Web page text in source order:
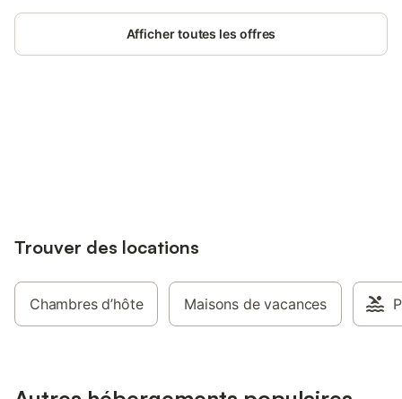
de chausse
Afficher toutes les offres
Trouver des locations
Chambres d’hôte Maisons de vacances